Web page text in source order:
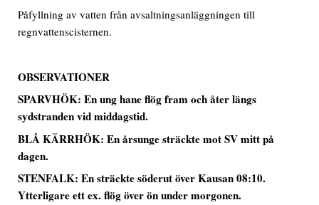
Påfyllning av vatten från avsaltningsanläggningen till
regnvattenscisternen.
OBSERVATIONER
SPARVHÖK:En ung hane flög fram och åter längs
sydstranden vid middagstid.
BLÅ KÄRRHÖK: En årsunge sträckte mot SV mitt på
dagen.
STENFALK: En sträckte söderut över Kausan 08:10.
Ytterligare ett ex. flög över ön under morgonen.